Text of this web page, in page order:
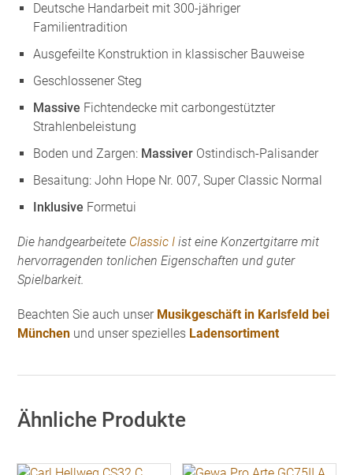
Deutsche Handarbeit mit 300-jähriger
Familientradition
Ausgefeilte Konstruktion in klassischer Bauweise
Geschlossener Steg
Massive Fichtendecke mit carbongestützter
Strahlenbeleistung
Boden und Zargen: Massiver Ostindisch-Palisander
Besaitung: John Hope Nr. 007, Super Classic Normal
Inklusive Formetui
Die handgearbeitete Classic I ist eine Konzertgitarre mit
hervorragenden tonlichen Eigenschaften und guter
Spielbarkeit.
Beachten Sie auch unser Musikgeschäft in Karlsfeld bei
München und unser spezielles Ladensortiment
Ähnliche Produkte